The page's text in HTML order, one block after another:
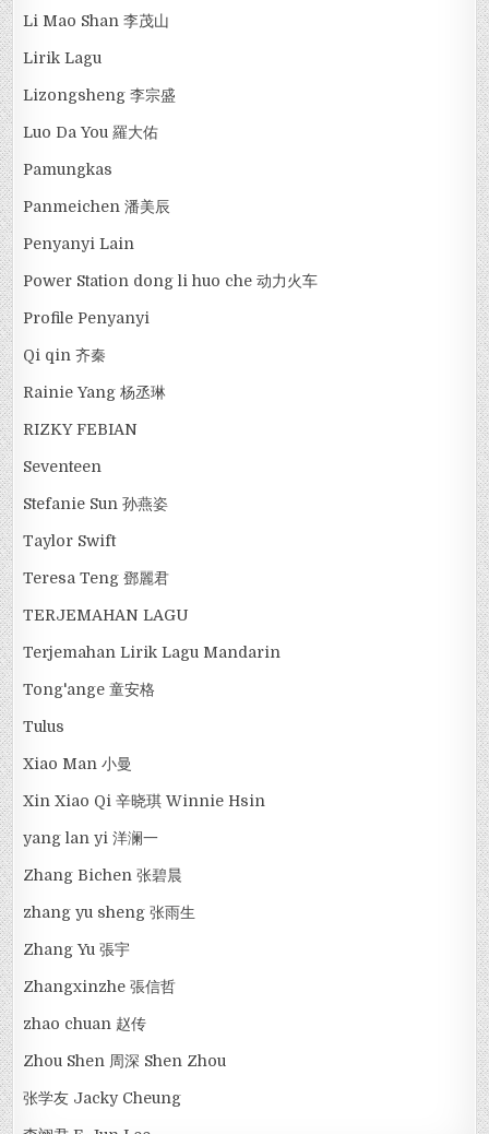
Li Mao Shan 李茂山
Lirik Lagu
Lizongsheng 李宗盛
Luo Da You 羅大佑
Pamungkas
Panmeichen 潘美辰
Penyanyi Lain
Power Station dong li huo che 动力火车
Profile Penyanyi
Qi qin 齐秦
Rainie Yang 杨丞琳
RIZKY FEBIAN
Seventeen
Stefanie Sun 孙燕姿
Taylor Swift
Teresa Teng 鄧麗君
TERJEMAHAN LAGU
Terjemahan Lirik Lagu Mandarin
Tong'ange 童安格
Tulus
Xiao Man 小曼
Xin Xiao Qi 辛晓琪 Winnie Hsin
yang lan yi 洋澜一
Zhang Bichen 张碧晨
zhang yu sheng 张雨生
Zhang Yu 張宇
Zhangxinzhe 張信哲
zhao chuan 赵传
Zhou Shen 周深 Shen Zhou
张学友 Jacky Cheung